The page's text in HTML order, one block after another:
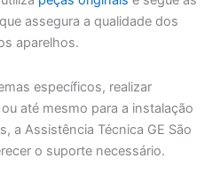
assegura a qualidade dos
aparelhos.
específicos, realizar
até mesmo para a instalação
a Assistência Técnica GE São
o suporte necessário.